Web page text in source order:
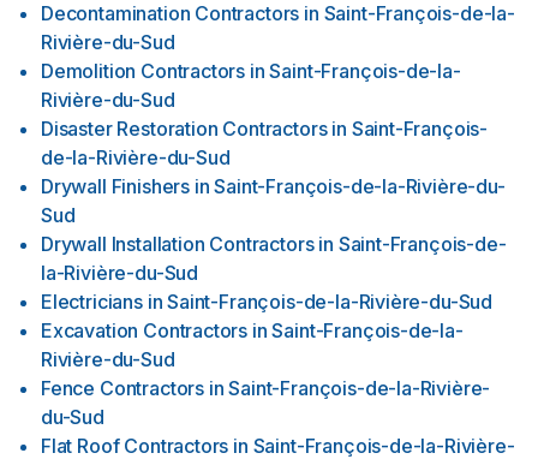
Decontamination Contractors in Saint-François-de-la-
Rivière-du-Sud
Demolition Contractors in Saint-François-de-la-
Rivière-du-Sud
Disaster Restoration Contractors in Saint-François-
de-la-Rivière-du-Sud
Drywall Finishers in Saint-François-de-la-Rivière-du-
Sud
Drywall Installation Contractors in Saint-François-de-
la-Rivière-du-Sud
Electricians in Saint-François-de-la-Rivière-du-Sud
Excavation Contractors in Saint-François-de-la-
Rivière-du-Sud
Fence Contractors in Saint-François-de-la-Rivière-
du-Sud
Flat Roof Contractors in Saint-François-de-la-Rivière-